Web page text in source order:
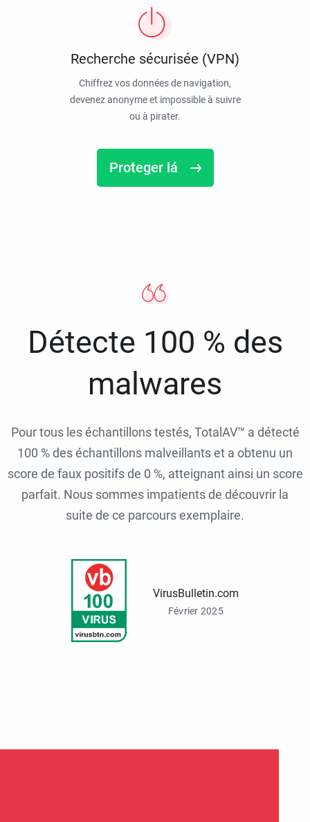
Recherche sécurisée (VPN)
Chiffrez vos données de navigation,
devenez anonyme et impossible à suivre
ou à pirater.
Proteger lá
Détecte 100 % des
malwares
Pour tous les échantillons testés, TotalAV™ a détecté
100 % des échantillons malveillants et a obtenu un
score de faux positifs de 0 %, atteignant ainsi un score
parfait. Nous sommes impatients de découvrir la
suite de ce parcours exemplaire.
VirusBulletin.com
Février 2025